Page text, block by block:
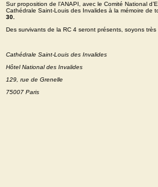
Sur proposition de l’ANAPI, avec le Comité National
Cathédrale Saint-Louis des Invalides à la mémoire de
30.
Des survivants de la RC 4 seront présents, soyons
Cathédrale Saint-Louis des Invalides
Hôtel National des Invalides
129, rue de Grenelle
75007 Paris